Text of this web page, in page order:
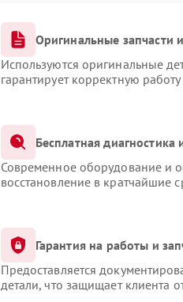
Оригинальные запчасти
Используются оригинальные
гарантирует корректную
Бесплатная
Современное оборудование и
восстановление в кратчайшие
Гарантия на работы и
Предоставляется
детали, что защищает клиента